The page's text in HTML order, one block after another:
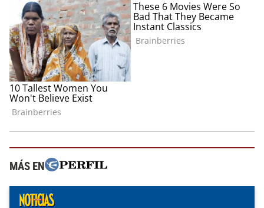
MÁS EN